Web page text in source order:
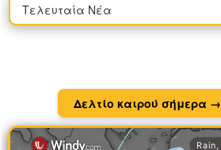
Τελευταία Νέα
Δελτίο καιρού σήμερα →